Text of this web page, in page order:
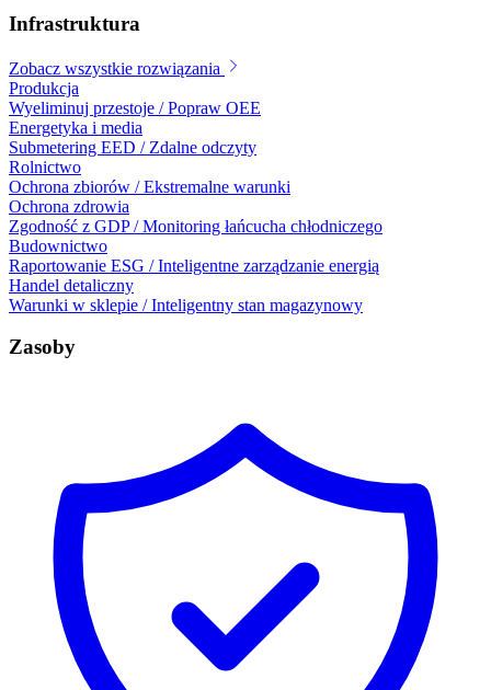
Infrastruktura
Zobacz wszystkie rozwiązania
Produkcja
Wyeliminuj przestoje / Popraw OEE
Energetyka i media
Submetering EED / Zdalne odczyty
Rolnictwo
Ochrona zbiorów / Ekstremalne warunki
Ochrona zdrowia
Zgodność z GDP / Monitoring łańcucha chłodniczego
Budownictwo
Raportowanie ESG / Inteligentne zarządzanie energią
Handel detaliczny
Warunki w sklepie / Inteligentny stan magazynowy
Zasoby